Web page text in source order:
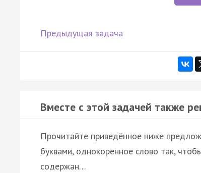
Предыдущая задача
Вместе с этой задачей также
Прочитайте приведённое ниже
буквами, однокоренное слово так,
содержан…